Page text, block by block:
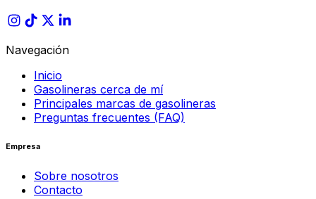
Navegación
Inicio
Gasolineras cerca de mí
Principales marcas de gasolineras
Preguntas frecuentes (FAQ)
Empresa
Sobre nosotros
Contacto